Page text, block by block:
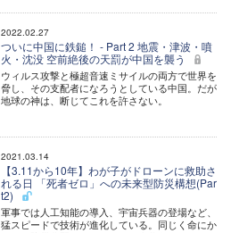
2022.02.27
ついに中国に鉄鎚！ - Part 2 地震・津波・噴
火・沈没 空前絶後の天罰が中国を襲う
ウィルス攻撃と極超音速ミサイルの両方で世界を
脅し、その支配者になろうとしている中国。だが
地球の神は、断じてこれを許さない。
2021.03.14
【3.11から10年】わが子がドローンに救助さ
れる日 「死者ゼロ」への未来型防災構想(Par
t2)
軍事では人工知能の導入、宇宙兵器の登場など、
猛スピードで技術が進化している。同じく命にか